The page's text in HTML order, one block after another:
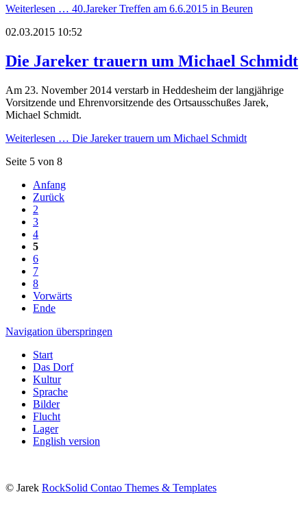
Weiterlesen … 40.Jareker Treffen am 6.6.2015 in Beuren
02.03.2015 10:52
Die Jareker trauern um Michael Schmidt
Am 23. November 2014 verstarb in Heddesheim der langjährige
Vorsitzende und Ehrenvorsitzende des Ortsausschußes Jarek,
Michael Schmidt.
Weiterlesen … Die Jareker trauern um Michael Schmidt
Seite 5 von 8
Anfang
Zurück
2
3
4
5
6
7
8
Vorwärts
Ende
Navigation überspringen
Start
Das Dorf
Kultur
Sprache
Bilder
Flucht
Lager
English version
© Jarek RockSolid Contao Themes & Templates